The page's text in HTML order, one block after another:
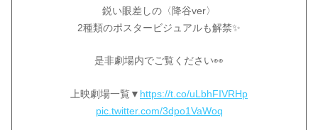
鋭い眼差しの〈降谷ver〉
2種類のポスタービジュアルも解禁✨
是非劇場内でご覧ください👀
上映劇場一覧▼ https://t.co/uLbhFIVRHp
pic.twitter.com/3dpo1VaWoq